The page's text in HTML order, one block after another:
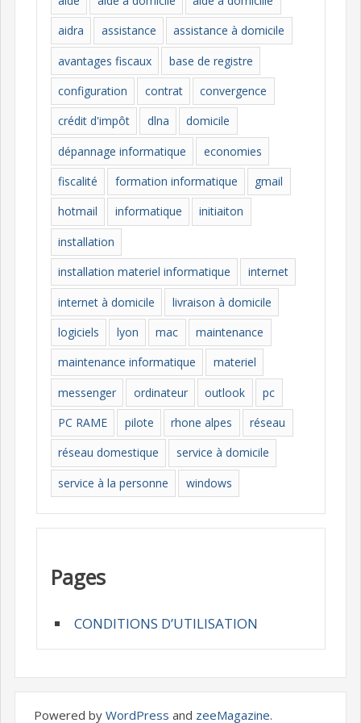
e
s
aidra
assistance
assistance à domicile
avantages fiscaux
base de registre
configuration
contrat
convergence
crédit d'impôt
dlna
domicile
dépannage informatique
economies
fiscalité
formation informatique
gmail
hotmail
informatique
initiaiton
installation
installation materiel informatique
internet
internet à domicile
livraison à domicile
logiciels
lyon mac
maintenance
maintenance informatique
materiel
messenger
ordinateur outlook
pc
PC RAME
pilote rhone alpes
réseau
réseau domestique
service à domicile
service à la personne
windows
Pages
CONDITIONS D’UTILISATION
Powered by WordPress and zeeMagazine.